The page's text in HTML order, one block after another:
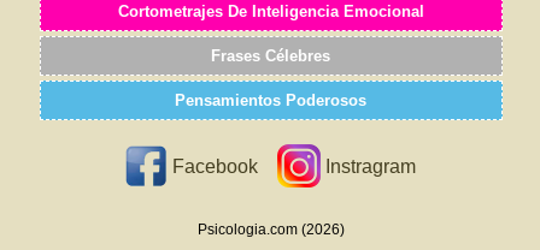
Cortometrajes De Inteligencia Emocional
Frases Célebres
Pensamientos Poderosos
Facebook Instragram
Psicologia.com (2026)